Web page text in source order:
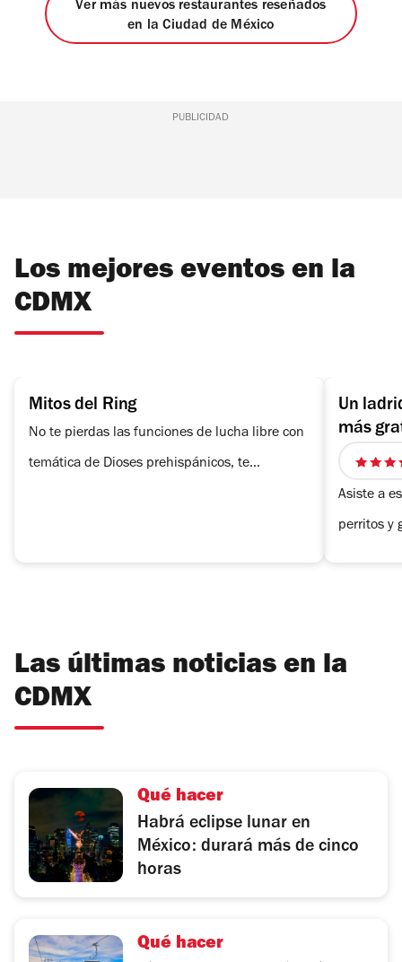
Ver más nuevos restaurantes reseñados
en la Ciudad de México
PUBLICIDAD
Los mejores eventos en la
CDMX
Mitos del Ring
No te pierdas las funciones de lucha libre con
temática de Dioses prehispánicos, te
Un
más
4
Asiste a
perritos y
Las últimas noticias en la
CDMX
Qué hacer
Habrá eclipse lunar en
México: durará más de cinco
horas
Qué hacer